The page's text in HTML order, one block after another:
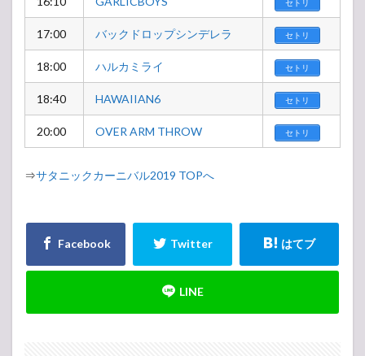
セトリ
17:00 バックドロップシンデレラ セトリ
18:00 ハルカミライ セトリ
18:40 HAWAIIAN6 セトリ
20:00 OVER ARM THROW セトリ
⇒サタニックカーニバル2019 TOPへ